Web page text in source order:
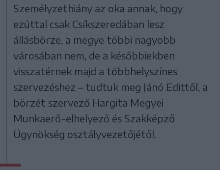
Személyzethiány az oka annak, hogy
ezúttal csak Csíkszeredában lesz
állásbörze, a megye többi nagyobb
városában nem, de a későbbiekben
visszatérnek majd a többhelyszínes
szervezéshez – tudtuk meg Jánó Edittől, a
börzét szervező Hargita Megyei
Munkaerő-elhelyező és Szakképző
Ügynökség osztályvezetőjétől.